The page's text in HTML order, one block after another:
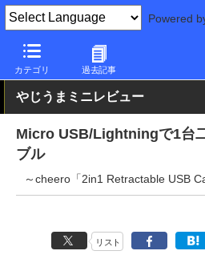
Powered
カテゴリ 過去記事
PC Watch 半導体/周辺機器
やじうまミニレビュー
Micro USB/Lightningで1台
ブル
～cheero「2in1 Retractable USB
リスト